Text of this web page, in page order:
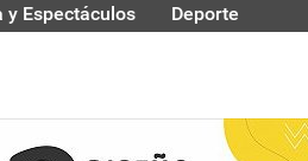
y Espectáculos Deporte